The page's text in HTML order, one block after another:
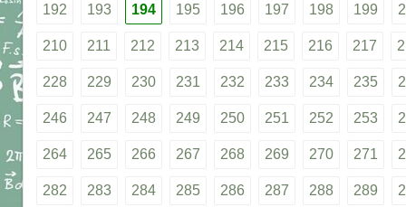
192 193 194 195 196 197 198 199
210 211 212 213 214 215 216 217
228 229 230 231 232 233 234 235
246 247 248 249 250 251 252 253
264 265 266 267 268 269 270 271
282 283 284 285 286 287 288 289